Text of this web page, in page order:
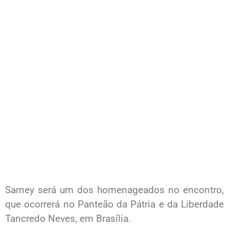
Sarney será um dos homenageados no encontro,
que ocorrerá no Panteão da Pátria e da Liberdade
Tancredo Neves, em Brasília.